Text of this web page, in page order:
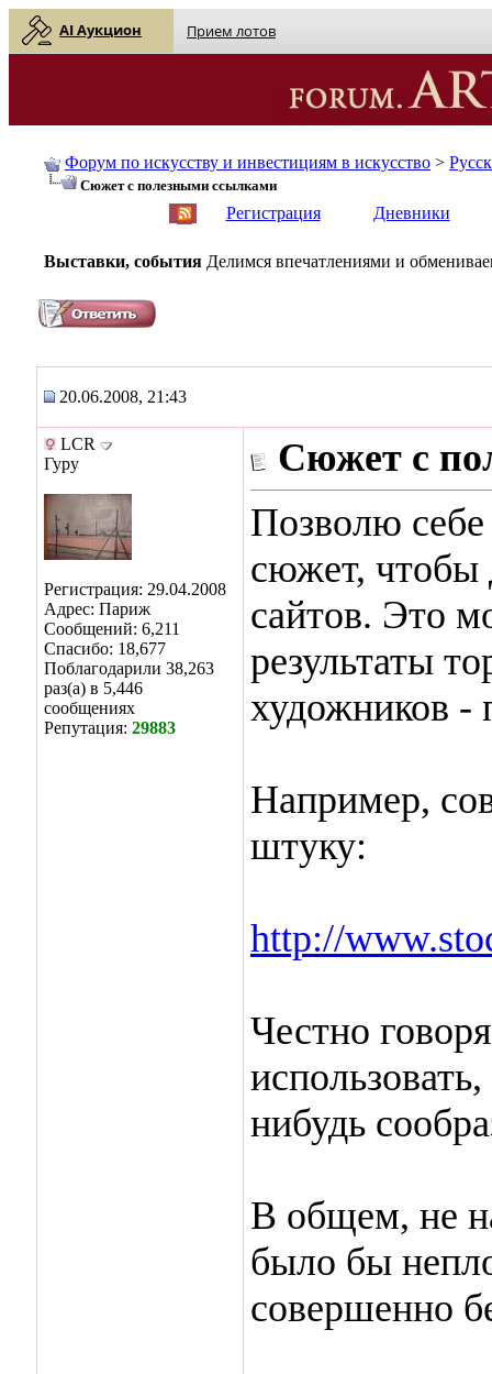
AI Аукцион Прием лотов
Форум по искусству и инвестициям в искусство >
Сюжет с полезными ссылками
Регистрация Дневники
Выставки, события Делимся впечатлениями и
20.06.2008, 21:43
LCR
Гуру
Регистрация: 29.04.2008
Адрес: Париж
Сообщений: 6,211
Спасибо: 18,677
Поблагодарили 38,263
раз(а) в 5,446
сообщениях
Репутация: 29883
Сюжет с
Позволю себе
сюжет, чтобы
сайтов. Это
результаты
художников -
Например,
штуку:
http://
Честно
нибудь
В общем, не
было бы
совершенно